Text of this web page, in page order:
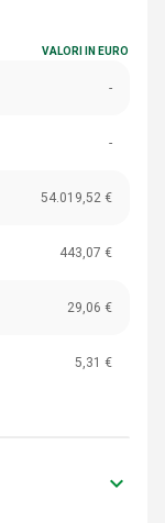
VALORI IN EURO
-
-
54.019,52 €
443,07 €
29,06 €
5,31 €
keyboard_arrow_down